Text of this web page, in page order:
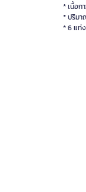
* เนื้อก
* ปริม
* 6 แท่